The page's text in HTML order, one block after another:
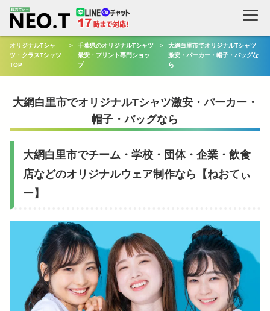
オリジナルTシャ
ツ・クラスTシャツ
TOP
>
千葉県のオリジナルTシャツ
最安・プリント専門ショッ
プ
>
大網白里市でオリジナルTシャツ
激安・パーカー・帽子・バッグな
ら
大網白里市でオリジナルTシャツ激安・パーカー・
帽子・バッグなら
大網白里市でチーム・学校・団体・企業・飲食
店などのオリジナルウェア制作なら【ねおてぃ
ー】
検
索